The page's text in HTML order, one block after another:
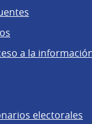
a la
electorales